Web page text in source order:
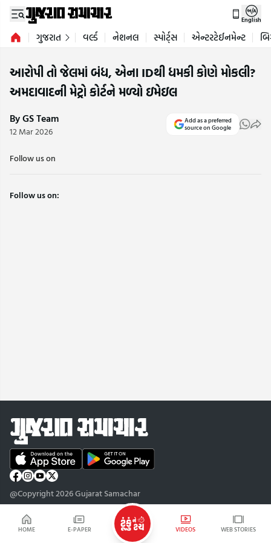
HOME E-PAPER VIDEOS WEB STORIES
English
ગુજરાત વર્લ્ડ નેશનલ સ્પોર્ટ્સ એન્ટરટેઈનમેન્ટ
આરોપી તો જેલમાં બંધ, એના IDથી ધમકી કોણે મોકલી?
અમદાવાદની મેટ્રો કોર્ટને મળ્યો ઇમેઇલ
By GS Team
12 Mar 2026
Add as a preferred
source on Google
Follow us on
Follow us on:
@Copyright 2026 Gujarat Samachar